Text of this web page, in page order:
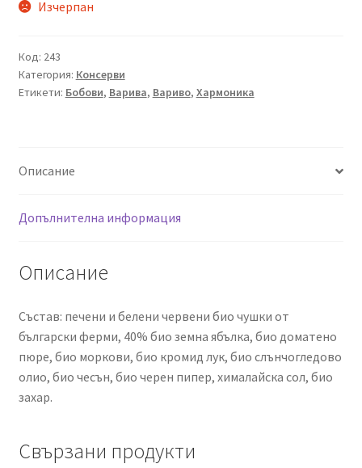
Изчерпан
Код: 243
Категория: Консерви
Етикети: Бобови, Варива, Вариво, Хармоника
Описание
Допълнителна информация
Описание
Състав: печени и белени червени био чушки от
български ферми, 40% био земна ябълка, био доматено
пюре, био моркови, био кромид лук, био слънчогледово
олио, био чесън, био черен пипер, хималайска сол, био
захар.
Свързани продукти